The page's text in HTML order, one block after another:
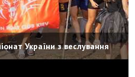
України з веслування